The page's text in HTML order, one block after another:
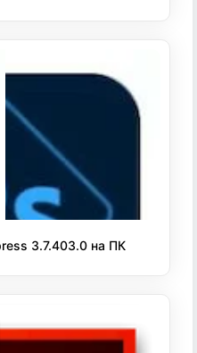
3.7.403.0 на ПК